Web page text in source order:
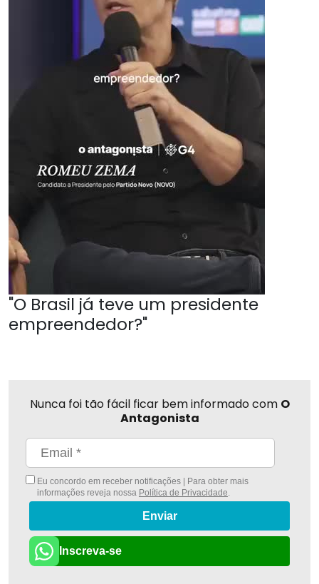
"O Brasil já teve um presidente
empreendedor?"
Nunca foi tão fácil ficar bem informado com O
Antagonista
Eu concordo em receber notificações | Para obter mais
informações reveja nossa Política de Privacidade.
Enviar
Inscreva-se